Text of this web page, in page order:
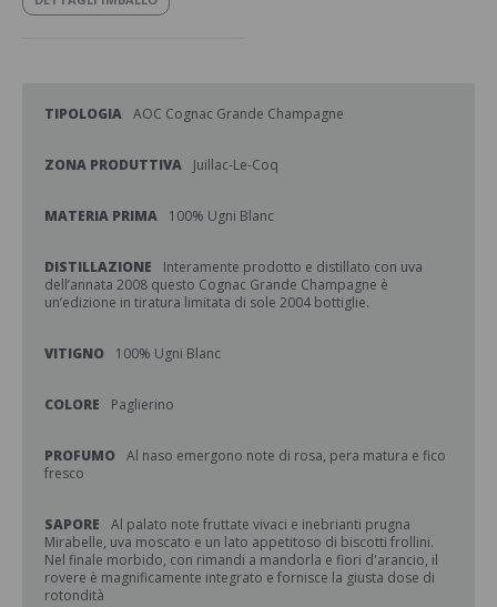
TIPOLOGIA AOC Cognac Grande Champagne
ZONA PRODUTTIVA Juillac-Le-Coq
MATERIA PRIMA 100% Ugni Blanc
DISTILLAZIONE
Interamente prodotto e distillato con uva
dell’annata 2008 questo Cognac Grande Champagne è
un’edizione in tiratura limitata di sole 2004 bottiglie.
VITIGNO 100% Ugni Blanc
COLORE Paglierino
PROFUMO Al naso emergono note di rosa, pera matura e fico
fresco
SAPORE
Al palato note fruttate vivaci e inebrianti prugna
Mirabelle, uva moscato e un lato appetitoso di biscotti frollini.
Nel finale morbido, con rimandi a mandorla e fiori d'arancio, il
rovere è magnificamente integrato e fornisce la giusta dose di
rotondità